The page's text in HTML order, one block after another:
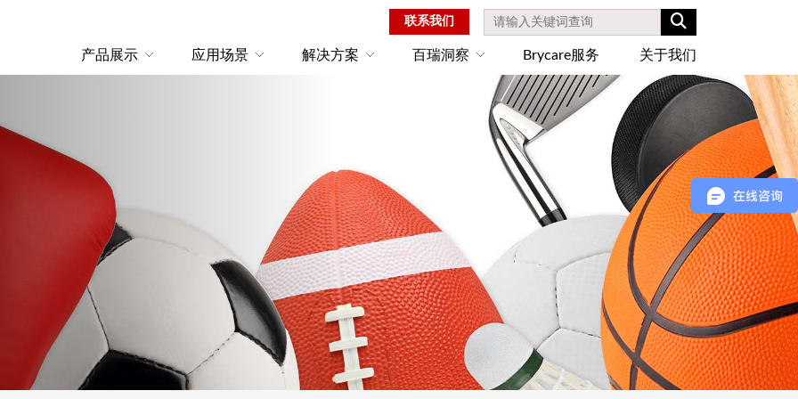
联系我们
产品展示 应用场景 解决方案 百瑞洞察 Brycare服务 关于我们